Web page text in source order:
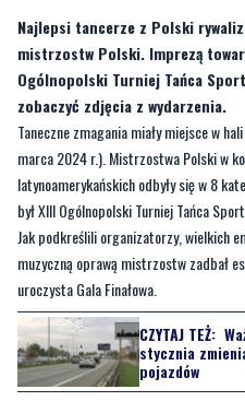
Najlepsi tancerze z Polski
mistrzostw Polski. Imprezą
Ogólnopolski Turniej Tańca
zobaczyć zdjęcia z wydarzenia.
Taneczne zmagania miały miejsce w
marca 2024 r.). Mistrzostwa Polski w
latynoamerykańskich odbyły się w 8
był XIII Ogólnopolski Turniej Tańca
Jak podkreślili organizatorzy, wielkich
muzyczną oprawą mistrzostw zadbał
uroczysta Gala Finałowa.
CZYTAJ TEŻ:
stycznia
pojazdów